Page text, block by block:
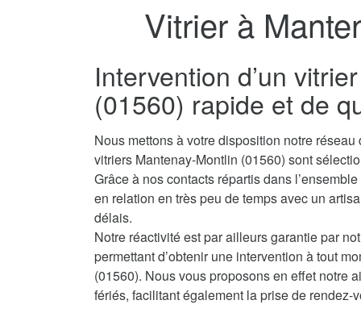
Vitrier à
Intervention d’un
(01560) rapide et de
Nous mettons à votre disposition notre
vitriers Mantenay-Montlin (01560) sont
Grâce à nos contacts répartis dans
en relation en très peu de temps avec un
délais.
Notre réactivité est par ailleurs garantie par
permettant d’obtenir une intervention à tout
(01560). Nous vous proposons en effet notre
fériés, facilitant également la prise de rendez-